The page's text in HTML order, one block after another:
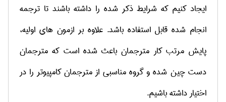
ایجاد کنیم که شرایط ذکر شده را داشته باشند تا ترجمه
انجام شده قابل استفاده باشد. علاوه بر ازمون های اولیه،
پایش مرتب کار مترجمان باعث شده است که مترجمان
دست چین شده و گروه مناسبی از مترجمان کامپیوتر را در
اختیار داشته باشیم.